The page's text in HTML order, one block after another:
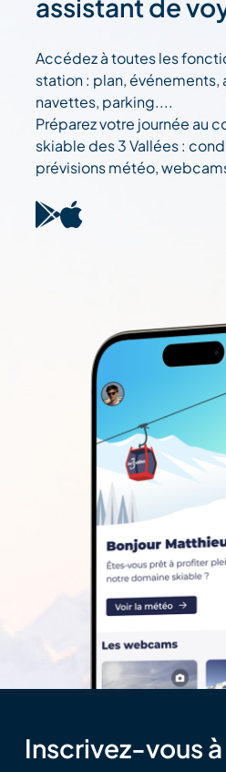
assistant de
Accédez à toutes les
station : plan, événements,
navettes, parking....
Préparez votre journée au
skiable des 3 Vallées :
prévisions météo,
Inscrivez-vous